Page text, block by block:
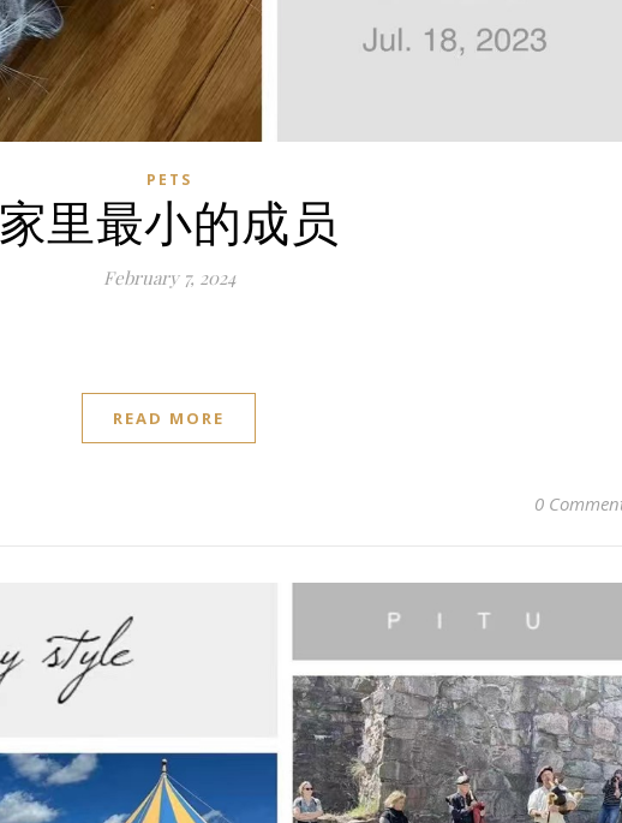
PETS
家里最小的成员
February 7, 2024
READ MORE
0